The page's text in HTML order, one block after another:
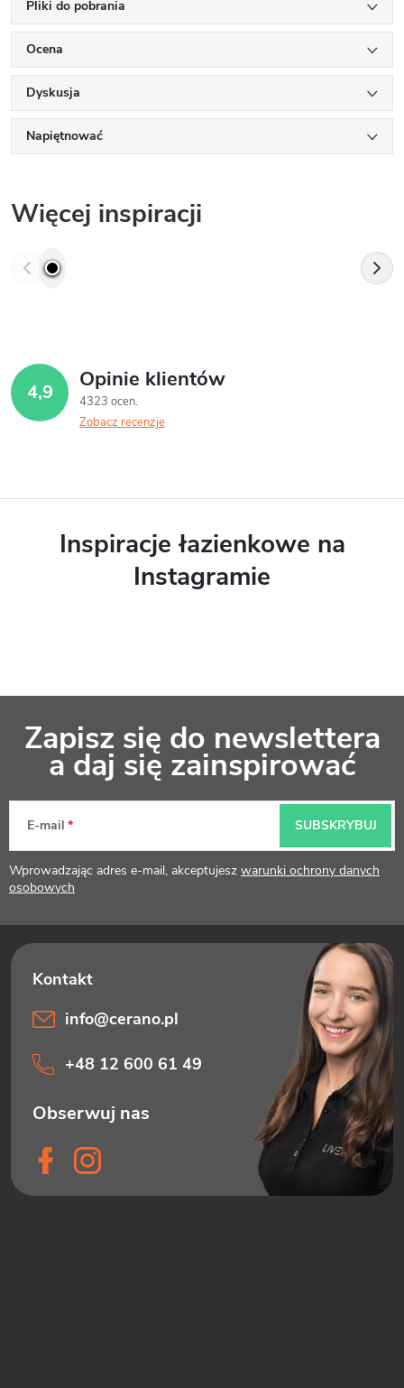
Pliki do pobrania
Ocena
Dyskusja
Napiętnować
Więcej inspiracji
4,9 Opinie klientów
4323 ocen
Zobacz recenzje
Inspiracje łazienkowe na
Instagramie
k
a
Zapisz się do newslettera
a daj się zainspirować
E-mail
Wprowadzając adres e-mail, akceptujesz warunki ochrony danych
osobowych
SUBSKRYBUJ
info@cerano.pl
+48 12 600 61 49